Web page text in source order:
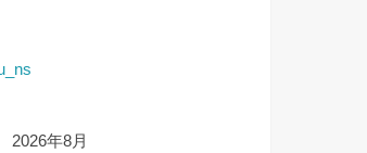
2026年8月